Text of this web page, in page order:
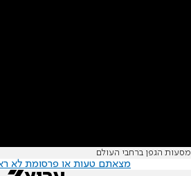
מסעות הגפן ברחבי העולם
מצאתם טעות או פרסומת לא